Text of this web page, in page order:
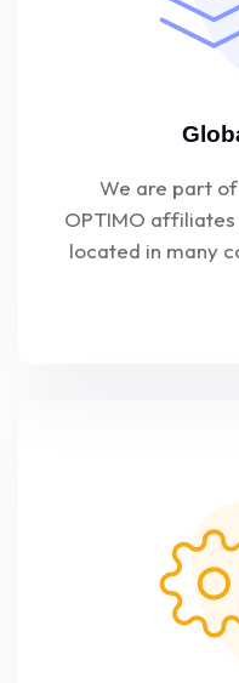
We are part
OPTIMO
located in many